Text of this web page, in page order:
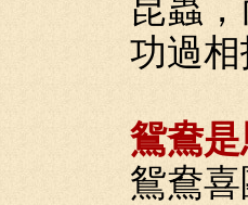
昆蟲
功過
鴛鴦
鴛鴦